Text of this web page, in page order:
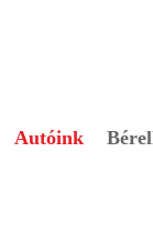
Autóink